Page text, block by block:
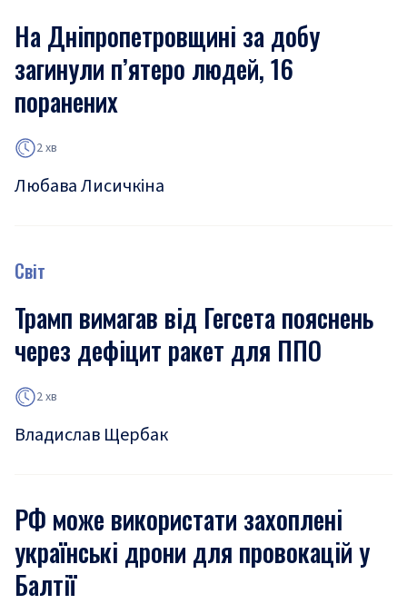
На Дніпропетровщині за добу
загинули п’ятеро людей, 16
поранених
2 хв
Любава Лисичкіна
Світ
Трамп вимагав від Гегсета пояснень
через дефіцит ракет для ППО
2 хв
Владислав Щербак
РФ може використати захоплені
українські дрони для провокацій у
Балтії